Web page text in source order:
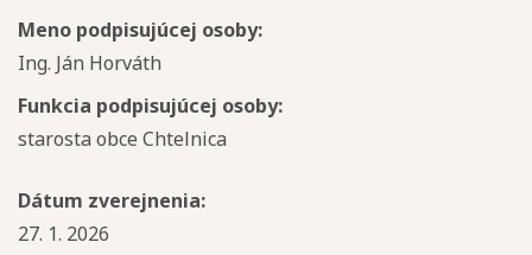
Meno podpisujúcej osoby:
Ing. Ján Horváth
Funkcia podpisujúcej osoby:
starosta obce Chtelnica
Dátum zverejnenia:
27. 1. 2026